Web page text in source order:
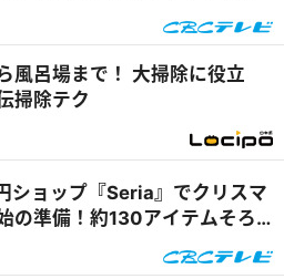
まで！ 大掃除に役立
掃除テク
ショップ『Seria』でクリスマ
の準備！約130アイテムそろ